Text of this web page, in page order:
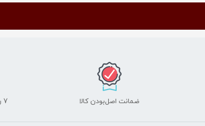
ضمانت اصل‌بودن کالا 7 روز ضمانت مرجوعی کالا